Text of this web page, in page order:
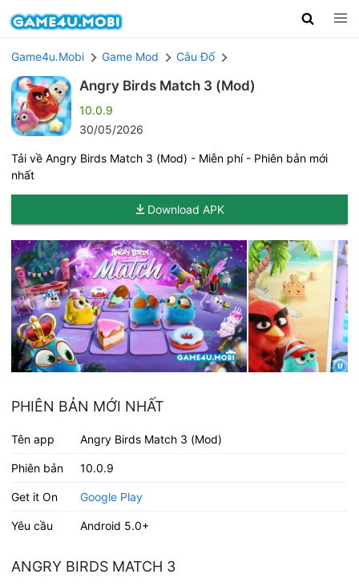
Game4u.Mobi Game Mod Câu Đố
Angry Birds Match 3 (Mod)
10.0.9
30/05/2026
Tải về Angry Birds Match 3 (Mod) - Miễn phí - Phiên bản mới
nhất
Download APK
PHIÊN BẢN MỚI NHẤT
Tên app Angry Birds Match 3 (Mod)
Phiên bản 10.0.9
Get it On Google Play
Yêu cầu Android 5.0+
ANGRY BIRDS MATCH 3